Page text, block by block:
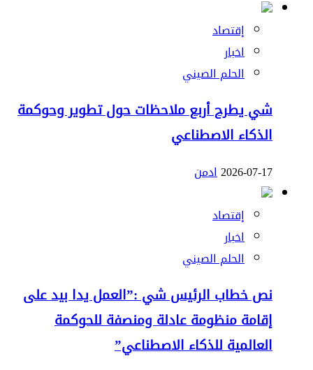
إقتصاد
اخبار
الحلم الصيني
شي يطرح أربع ملاحظات حول تطوير وحوكمة
الذكاء الاصطناعي
2026-07-17ادمن
إقتصاد
اخبار
الحلم الصيني
نص خطاب الرئيس شي :”العمل يدا بيد على
إقامة منظومة عادلة ومنصفة للحوكمة
العالمية للذكاء الاصطناعي”